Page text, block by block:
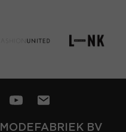
MODEFABRIEK BV